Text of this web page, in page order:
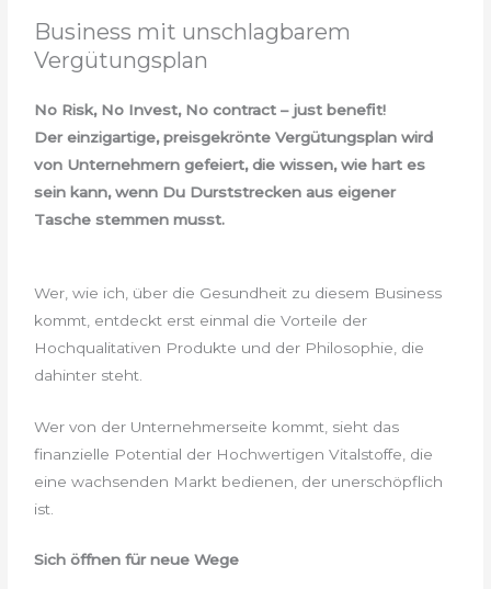
Business mit unschlagbarem
Vergütungsplan
No Risk, No Invest, No contract – just benefit!
Der einzigartige, preisgekrönte Vergütungsplan wird
von Unternehmern gefeiert, die wissen, wie hart es
sein kann, wenn Du Durststrecken aus eigener
Tasche stemmen musst.
Wer, wie ich, über die Gesundheit zu diesem Business
kommt, entdeckt erst einmal die Vorteile der
Hochqualitativen Produkte und der Philosophie, die
dahinter steht.
Wer von der Unternehmerseite kommt, sieht das
finanzielle Potential der Hochwertigen Vitalstoffe, die
eine wachsenden Markt bedienen, der unerschöpflich
ist.
Sich öffnen für neue Wege